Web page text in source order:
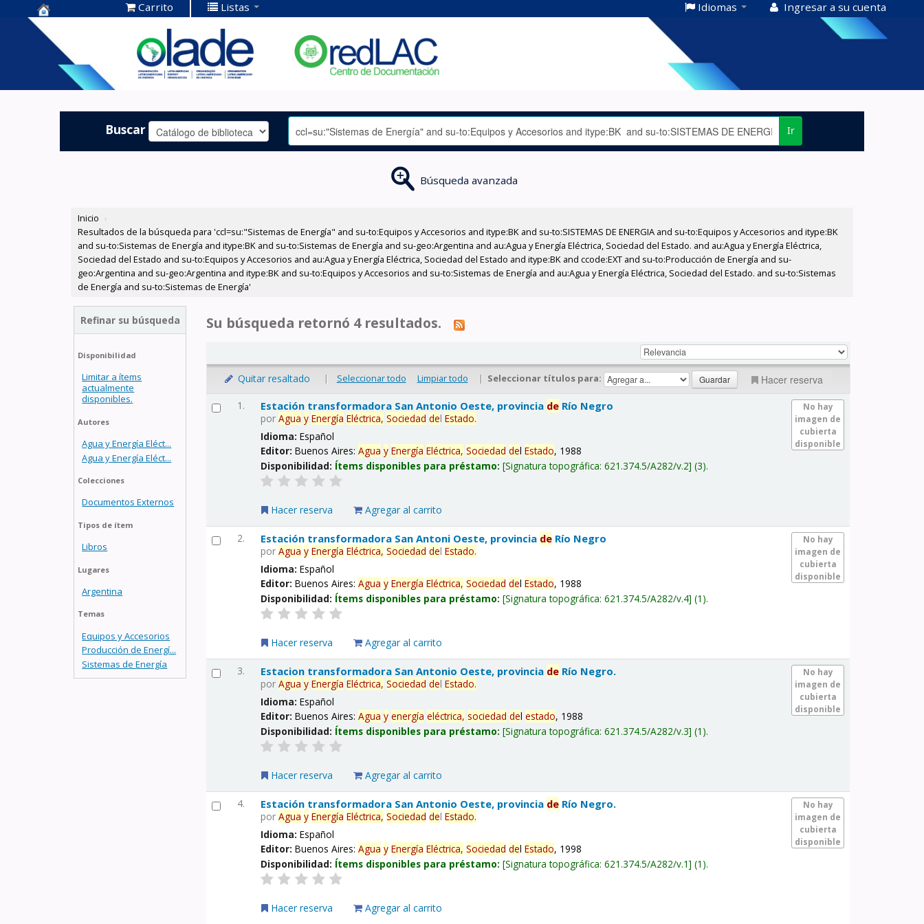
Centro de
Documentación
OLADE -
Carrito Listas Idiomas Ingresar a su cuenta
Buscar Ir
Búsqueda avanzada
Inicio ›
Resultados de la búsqueda para 'ccl=su:"Sistemas de Energía" and su-to:Equipos y Accesorios and itype:BK and su-to:SISTEMAS DE ENERGIA and su-to:Equipos y Accesorios and itype:BK
and su-to:Sistemas de Energía and itype:BK and su-to:Sistemas de Energía and su-geo:Argentina and au:Agua y Energía Eléctrica, Sociedad del Estado. and au:Agua y Energía Eléctrica,
Sociedad del Estado and su-to:Equipos y Accesorios and au:Agua y Energía Eléctrica, Sociedad del Estado and itype:BK and ccode:EXT and su-to:Producción de Energía and su-
geo:Argentina and su-geo:Argentina and itype:BK and su-to:Equipos y Accesorios and su-to:Sistemas de Energía and au:Agua y Energía Eléctrica, Sociedad del Estado. and su-to:Sistemas
de Energía and su-to:Sistemas de Energía'
Refinar su búsqueda
Disponibilidad
Limitar a ítems
actualmente
disponibles.
Autores
Agua y Energía Eléct...
Agua y Energía Eléct...
Colecciones
Documentos Externos
Tipos de ítem
Libros
Lugares
Argentina
Temas
Equipos y Accesorios
Producción de Energí...
Sistemas de Energía
Su búsqueda retornó 4 resultados.
Quitar resaltado | Seleccionar todo Limpiar todo | Seleccionar títulos para: Hacer reserva
1.
No hay
imagen de
cubierta
disponible
Estación transformadora San Antonio Oeste, provincia de Río Negro
porAgua y Energía Eléctrica, Sociedad delEstado.
Idioma:Español
Editor:Buenos Aires:Agua y Energía Eléctrica, Sociedad delEstado, 1988
Disponibilidad: Ítems disponibles para préstamo: Signatura topográfica:621.374.5/A282/v.2 (3).
Hacer reserva Agregar al carrito
2.
No hay
imagen de
cubierta
disponible
Estación transformadora San Antoni Oeste, provincia de Río Negro
porAgua y Energía Eléctrica, Sociedad delEstado.
Idioma:Español
Editor:Buenos Aires:Agua y Energía Eléctrica, Sociedad delEstado, 1988
Disponibilidad: Ítems disponibles para préstamo: Signatura topográfica:621.374.5/A282/v.4 (1).
Hacer reserva Agregar al carrito
3.
No hay
imagen de
cubierta
disponible
Estacion transformadora San Antonio Oeste, provincia de Río Negro.
porAgua y Energía Eléctrica, Sociedad delEstado.
Idioma:Español
Editor:Buenos Aires:Agua y energía eléctrica, sociedad delestado, 1988
Disponibilidad: Ítems disponibles para préstamo: Signatura topográfica:621.374.5/A282/v.3 (1).
Hacer reserva Agregar al carrito
4.
No hay
imagen de
cubierta
disponible
Estación transformadora San Antonio Oeste, provincia de Río Negro.
porAgua y Energía Eléctrica, Sociedad delEstado.
Idioma:Español
Editor:Buenos Aires:Agua y Energía Eléctrica, Sociedad delEstado, 1998
Disponibilidad: Ítems disponibles para préstamo: Signatura topográfica:621.374.5/A282/v.1 (1).
Hacer reserva Agregar al carrito